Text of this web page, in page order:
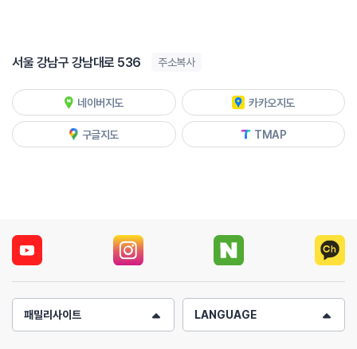
서울 강남구 강남대로 536 주소복사
네이버지도 카카오지도
구글지도 TMAP
패밀리사이트 LANGUAGE